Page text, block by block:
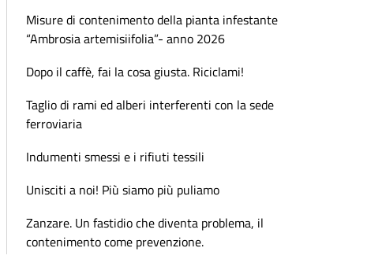
Misure di contenimento della pianta infestante
“Ambrosia artemisiifolia”- anno 2026
Dopo il caffè, fai la cosa giusta. Riciclami!
Taglio di rami ed alberi interferenti con la sede
ferroviaria
Indumenti smessi e i rifiuti tessili
Unisciti a noi! Più siamo più puliamo
Zanzare. Un fastidio che diventa problema, il
contenimento come prevenzione.